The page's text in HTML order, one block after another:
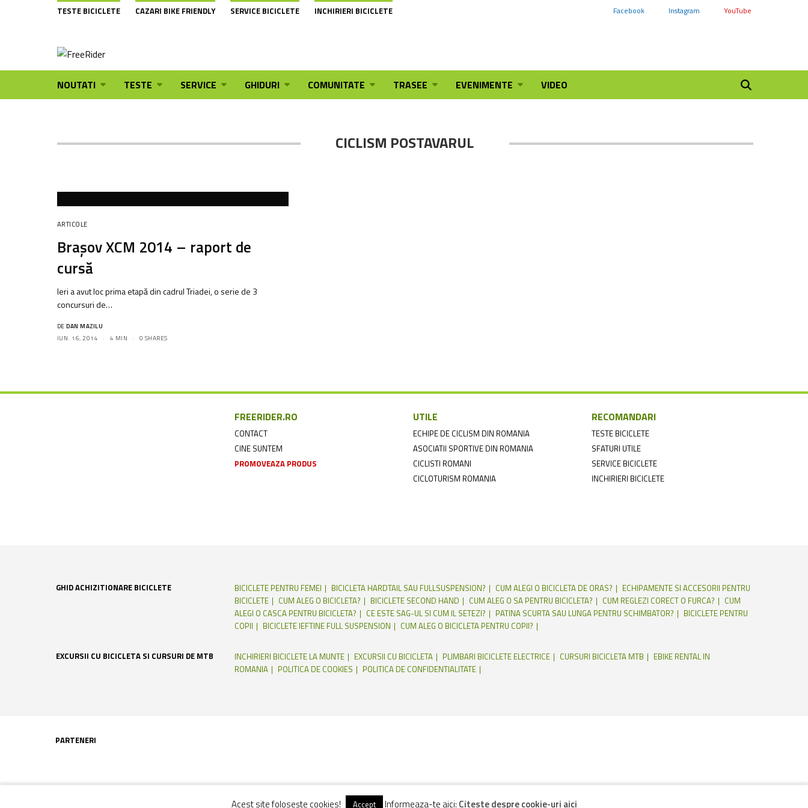
TESTE BICICLETE CAZARI BIKE FRIENDLY SERVICE BICICLETE INCHIRIERI BICICLETE Facebook Instagram YouTube
NOUTATI TESTE SERVICE GHIDURI COMUNITATE TRASEE EVENIMENTE VIDEO
CICLISM POSTAVARUL
ARTICOLE
Braşov XCM 2014 – raport de
cursă
Ieri a avut loc prima etapă din cadrul Triadei, o serie de 3
concursuri de…
DE DAN MAZILU
IUN. 16, 2014
4 MIN 0 SHARES
FREERIDER.RO
CONTACT
CINE SUNTEM
PROMOVEAZA PRODUS
UTILE
ECHIPE DE CICLISM DIN ROMANIA
ASOCIATII SPORTIVE DIN ROMANIA
CICLISTI ROMANI
CICLOTURISM ROMANIA
RECOMANDARI
TESTE BICICLETE
SFATURI UTILE
SERVICE BICICLETE
INCHIRIERI BICICLETE
GHID ACHIZITIONARE BICICLETE BICICLETE PENTRU FEMEI BICICLETA HARDTAIL SAU FULLSUSPENSION? CUM ALEGI O BICICLETA DE ORAS?
ECHIPAMENTE SI ACCESORII PENTRU
BICICLETE
CUM ALEG O BICICLETA? BICICLETE SECOND HAND CUM ALEG O SA PENTRU BICICLETA? CUM REGLEZI CORECT O FURCA?
CUM
ALEGI O CASCA PENTRU BICICLETA?
CE ESTE SAG-UL SI CUM IL SETEZI? PATINA SCURTA SAU LUNGA PENTRU SCHIMBATOR?
BICICLETE PENTRU
COPII
BICICLETE IEFTINE FULL SUSPENSION CUM ALEG O BICICLETA PENTRU COPII?
EXCURSII CU BICICLETA SI CURSURI DE MTB INCHIRIERI BICICLETE LA MUNTE EXCURSII CU BICICLETA PLIMBARI BICICLETE ELECTRICE CURSURI BICICLETA MTB
EBIKE RENTAL IN
ROMANIA
POLITICA DE COOKIES POLITICA DE CONFIDENTIALITATE
PARTENERI
Acest site folosește cookies! Accept Informeaza-te aici: Citeste despre cookie-uri aici